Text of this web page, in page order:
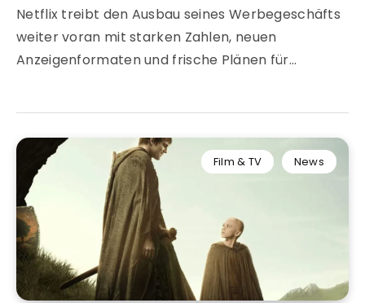
Netflix treibt den Ausbau seines Werbegeschäfts
weiter voran mit starken Zahlen, neuen
Anzeigenformaten und frische Plänen für…
Film & TV News